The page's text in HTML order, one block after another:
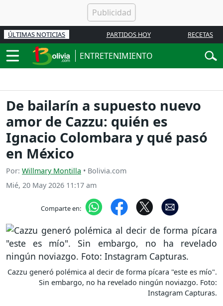
ÚLTIMAS NOTICIAS PARTIDOS HOY RECETAS
ENTRETENIMIENTO
De bailarín a supuesto nuevo
amor de Cazzu: quién es
Ignacio Colombara y qué pasó
en México
Por: Willmary Montilla • Bolivia.com
Mié, 20 May 2026 11:17 am
Comparte en:
Cazzu generó polémica al decir de forma pícara "este es mío".
Sin embargo, no ha revelado ningún noviazgo. Foto:
Instagram Capturas.